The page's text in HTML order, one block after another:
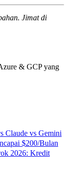
Jimat di
& GCP yang
Claude vs Gemini
$200/Bulan
2026: Kredit